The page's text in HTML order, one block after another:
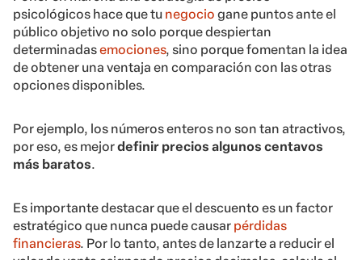
psicológicos hace que tu negocio gane puntos ante el
público objetivo no solo porque despiertan
determinadasemociones, sino porque fomentan la idea
de obtener una ventaja en comparación con las otras
opciones disponibles.
Por ejemplo, los números enteros no son tan atractivos,
por eso, es mejordefinir precios algunos centavos
más baratos.
Es importante destacar que el descuento es un factor
estratégico que nunca puede causar pérdidas
financieras. Por lo tanto, antes de lanzarte a reducir el